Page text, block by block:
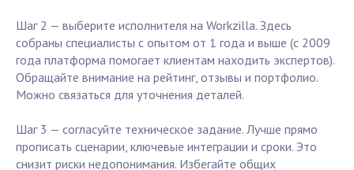
Шаг 2 — выберите исполнителя на Workzilla. Здесь
собраны специалисты с опытом от 1 года и выше (с 2009
года платформа помогает клиентам находить экспертов).
Обращайте внимание на рейтинг, отзывы и портфолио.
Можно связаться для уточнения деталей.
Шаг 3 — согласуйте техническое задание. Лучше прямо
прописать сценарии, ключевые интеграции и сроки. Это
снизит риски недопонимания. Избегайте общих